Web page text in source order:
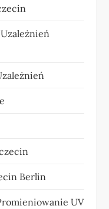
Berlin
UV